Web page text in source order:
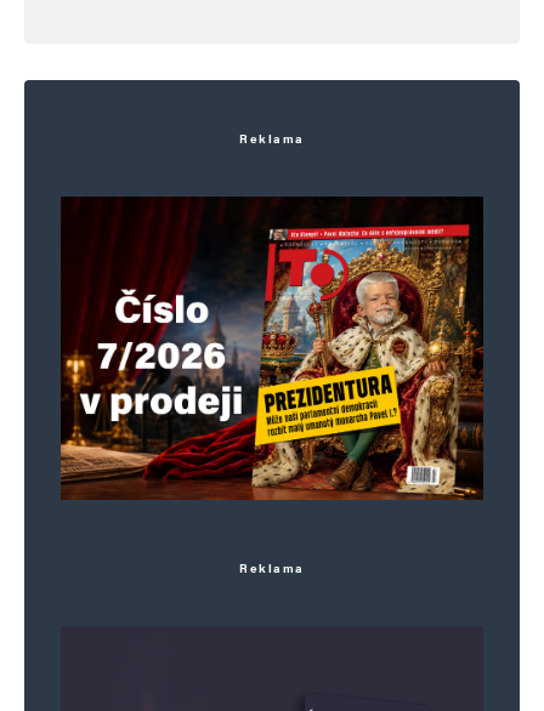
Reklama
Reklama